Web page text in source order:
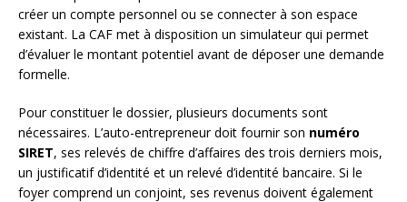
créer un compte personnel ou se connecter à son espace
existant. La CAF met à disposition un simulateur qui permet
d’évaluer le montant potentiel avant de déposer une demande
formelle.
Pour constituer le dossier, plusieurs documents sont
nécessaires. L’auto-entrepreneur doit fournir son numéro
SIRET, ses relevés de chiffre d’affaires des trois derniers mois,
un justificatif d’identité et un relevé d’identité bancaire. Si le
foyer comprend un conjoint, ses revenus doivent également